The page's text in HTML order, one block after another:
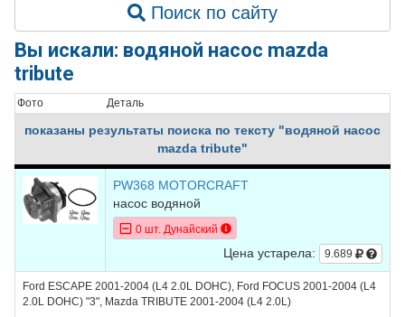
Поиск по сайту
Вы искали: водяной насос mazda
tribute
Фото Деталь
показаны результаты поиска по тексту "водяной насос
mazda tribute"
PW368 MOTORCRAFT
насос водяной
0 шт. Дунайский
Цена устарела: 9.689
Ford ESCAPE 2001-2004 (L4 2.0L DOHC), Ford FOCUS 2001-2004 (L4
2.0L DOHC) "3", Mazda TRIBUTE 2001-2004 (L4 2.0L)